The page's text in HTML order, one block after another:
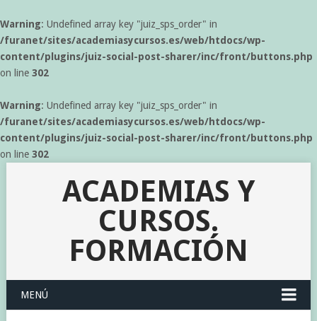
Warning: Undefined array key "juiz_sps_order" in
/furanet/sites/academiasycursos.es/web/htdocs/wp-
content/plugins/juiz-social-post-sharer/inc/front/buttons.php
on line 302
Warning: Undefined array key "juiz_sps_order" in
/furanet/sites/academiasycursos.es/web/htdocs/wp-
content/plugins/juiz-social-post-sharer/inc/front/buttons.php
on line 302
ACADEMIAS Y
CURSOS.
FORMACIÓN
MENÚ